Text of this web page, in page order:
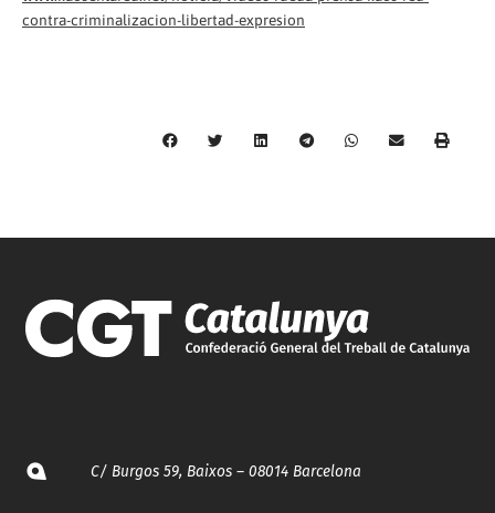
contra-criminalizacion-libertad-expresion
C/ Burgos 59, Baixos – 08014 Barcelona